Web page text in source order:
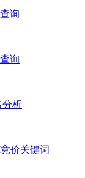
询
询
分析
价关键词